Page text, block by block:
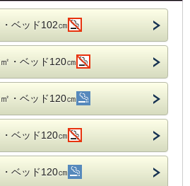
ベッド102㎝
・ベッド120㎝
・ベッド120㎝
ベッド120㎝
ベッド120㎝